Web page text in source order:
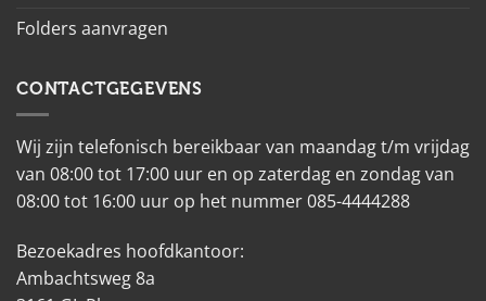
Folders aanvragen
CONTACTGEGEVENS
Wij zijn telefonisch bereikbaar van maandag t/m vrijdag
van 08:00 tot 17:00 uur en op zaterdag en zondag van
08:00 tot 16:00 uur op het nummer 085-4444288
Bezoekadres hoofdkantoor:
Ambachtsweg 8a